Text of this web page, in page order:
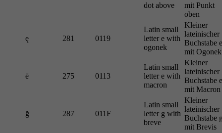
dot above
mit Punkt
oben
ę 281 0119
Latin small
letter e with
ogonek
Kleiner
lateinischer
Buchstabe e
mit Ogonek
ē 275 0113
Latin small
letter e with
macron
Kleiner
lateinischer
Buchstabe e
mit Macron
ğ 287 011F
Latin small
letter g with
breve
Kleiner
lateinischer
Buchstabe
mit Brevis